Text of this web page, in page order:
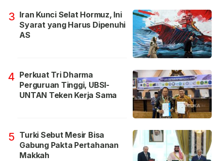
3 Iran Kunci Selat Hormuz, Ini
Syarat yang Harus Dipenuhi
AS
4 Perkuat Tri Dharma
Perguruan Tinggi, UBSI-
UNTAN Teken Kerja Sama
5 Turki Sebut Mesir Bisa
Gabung Pakta Pertahanan
Makkah